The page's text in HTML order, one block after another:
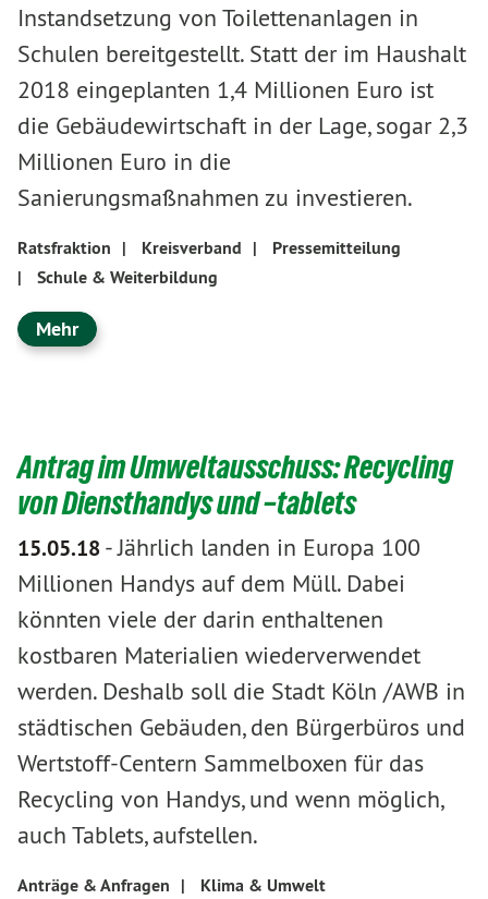
Instandsetzung von Toilettenanlagen in
Schulen bereitgestellt. Statt der im Haushalt
2018 eingeplanten 1,4 Millionen Euro ist
die Gebäudewirtschaft in der Lage, sogar 2,3
Millionen Euro in die
Sanierungsmaßnahmen zu investieren.
Ratsfraktion | Kreisverband |
Pressemitteilung
|
Schule & Weiterbildung
Mehr
Antrag im Umweltausschuss: Recycling
von Diensthandys und –tablets
15.05.18-Jährlich landen in Europa 100
Millionen Handys auf dem Müll. Dabei
könnten viele der darin enthaltenen
kostbaren Materialien wiederverwendet
werden. Deshalb soll die Stadt Köln /AWB in
städtischen Gebäuden, den Bürgerbüros und
Wertstoff-Centern Sammelboxen für das
Recycling von Handys, und wenn möglich,
auch Tablets, aufstellen.
Anträge & Anfragen |
Klima & Umwelt